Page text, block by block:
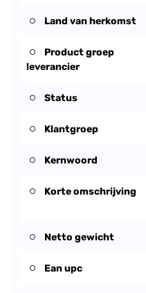
Land van herkomst
Product groep
leverancier
Status
Klantgroep
Kernwoord
Korte omschrijving
Netto gewicht
Ean upc